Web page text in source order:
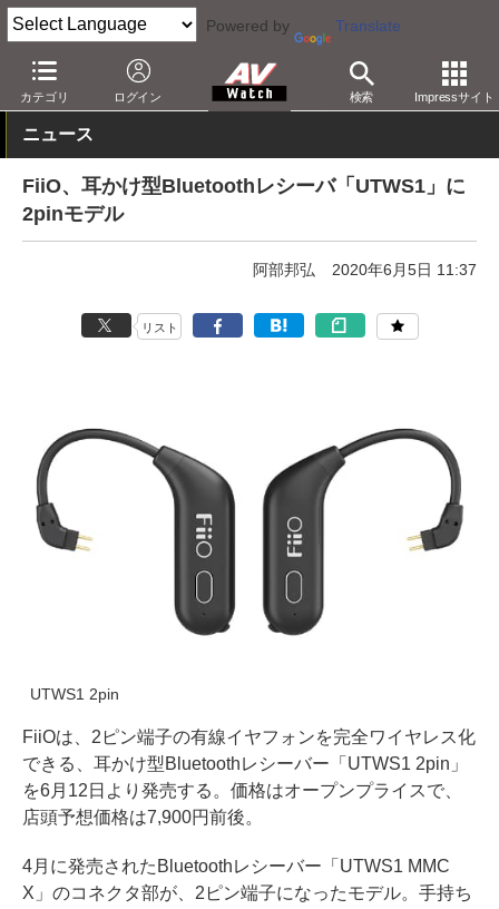
Powered by Translate
カテゴリ ログイン 検索 Impressサイト
AV Watch 製品 ヘッドフォン その他
ニュース
FiiO、耳かけ型Bluetoothレシーバ「UTWS1」に
2pinモデル
阿部邦弘 2020年6月5日 11:37
リスト
UTWS1 2pin
FiiOは、2ピン端子の有線イヤフォンを完全ワイヤレス化
できる、耳かけ型Bluetoothレシーバー「UTWS1 2pin」
を6月12日より発売する。価格はオープンプライスで、
店頭予想価格は7,900円前後。
4月に発売されたBluetoothレシーバー「UTWS1 MMC
X」のコネクタ部が、2ピン端子になったモデル。手持ち